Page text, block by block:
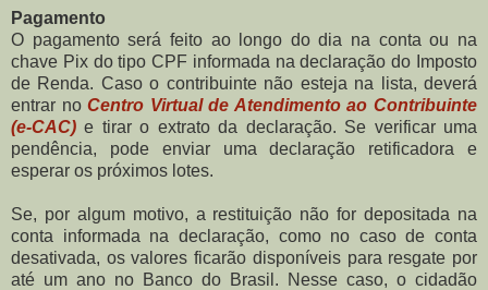
Pagamento
O pagamento será feito ao longo do dia na conta ou na
chave Pix do tipo CPF informada na declaração do Imposto
de Renda. Caso o contribuinte não esteja na lista, deverá
entrar noCentro Virtual de Atendimento ao Contribuinte
(e-CAC) e tirar o extrato da declaração. Se verificar uma
pendência, pode enviar uma declaração retificadora e
esperar os próximos lotes.
Se, por algum motivo, a restituição não for depositada na
conta informada na declaração, como no caso de conta
desativada, os valores ficarão disponíveis para resgate por
até um ano no Banco do Brasil. Nesse caso, o cidadão